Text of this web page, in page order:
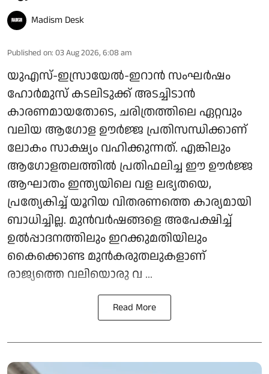
Madism Desk
Published on: 03 Aug 2026, 6:08 am
യുഎസ്-ഇസ്രായേല്‍-ഇറാന്‍ സംഘര്‍ഷം
ഹോര്‍മുസ് കടലിടുക്ക് അടച്ചിടാന്‍
കാരണമായതോടെ, ചരിത്രത്തിലെ ഏറ്റവും
വലിയ ആഗോള ഊര്‍ജ്ജ പ്രതിസന്ധിക്കാണ്
ലോകം സാക്ഷ്യം വഹിക്കുന്നത്. എങ്കിലും
ആഗോളതലത്തില്‍ പ്രതിഫലിച്ച ഈ ഊര്‍ജ്ജ
ആഘാതം ഇന്ത്യയിലെ വള ലഭ്യതയെ,
പ്രത്യേകിച്ച് യൂറിയ വിതരണത്തെ കാര്യമായി
ബാധിച്ചില്ല. മുന്‍വര്‍ഷങ്ങളെ അപേക്ഷിച്ച്
ഉല്‍പ്പാദനത്തിലും ഇറക്കുമതിയിലും
കൈക്കൊണ്ട മുന്‍കരുതലുകളാണ്
രാജ്യത്തെ വലിയൊരു വ ...
Read More